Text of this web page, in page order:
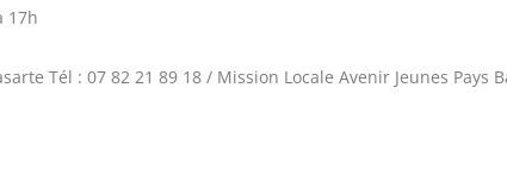
17h
Tél : 07 82 21 89 18 / Mission Locale Avenir Jeunes Pays